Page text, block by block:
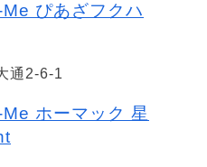
ぴあざフクハ
通2-6-1
ホーマック 星